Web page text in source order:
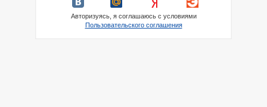
Авторизуясь, я соглашаюсь с условиями
Пользовательского соглашения